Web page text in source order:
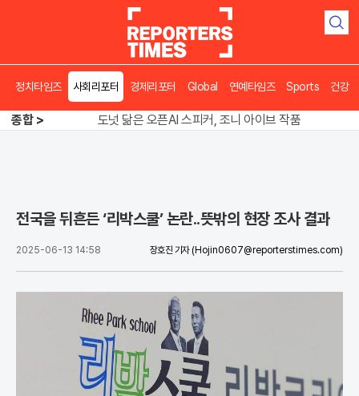
검
정치타임즈 사회리포터 경제리포터 Global 연예타임즈 Sports 건강
종합 >
송영길 인천서 반전 노려, 2주차 경선 요동
도넛 닮은 오픈AI 스피커, 조니 아이브 작품
아파트 방에서 들린 쉭쉭 소리‥코브라였다
전국을 뒤흔든 ‘리박스쿨’ 논란..뜻밖의 현장 조사 결과
2025-06-13 14:58 장호진 기자 (Hojin0607@reporterstimes.com)